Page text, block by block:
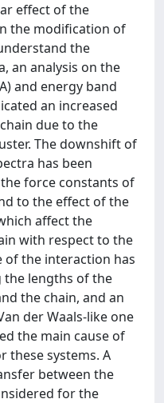
effect of the
the modification of
the
an analysis on the
and energy band
an increased
due to the
The downshift of
has been
force constants of
to the effect of the
affect the
with respect to the
of the interaction has
the lengths of the
the chain, and an
der Waals-like one
the main cause of
these systems. A
between the
for the